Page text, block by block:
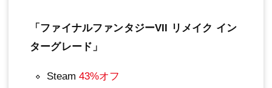
「ファイナルファンタジーVII リメイク イン
ターグレード」
Steam 43%オフ